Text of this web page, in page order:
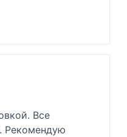
же подсказала
будет купить в
повело. Сразу
цену. Очень
своего
в
монтажа дверей
Все
Рекомендую